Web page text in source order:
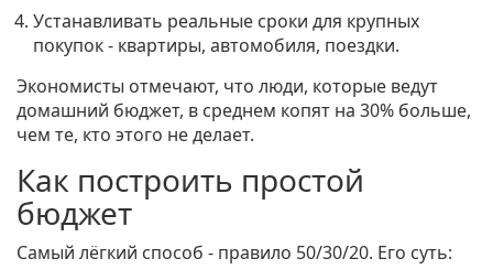
Устанавливать реальные сроки для крупных
покупок - квартиры, автомобиля, поездки.
Экономисты отмечают, что люди, которые ведут
домашний бюджет, в среднем копят на 30% больше,
чем те, кто этого не делает.
Как построить простой
бюджет
Самый лёгкий способ - правило 50/30/20. Его суть: